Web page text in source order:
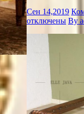
Сен 14,2019
отключены By